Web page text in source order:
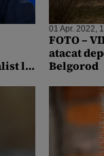
l-
01 Apr. 2022,
FOTO –
atacat
Belgorod